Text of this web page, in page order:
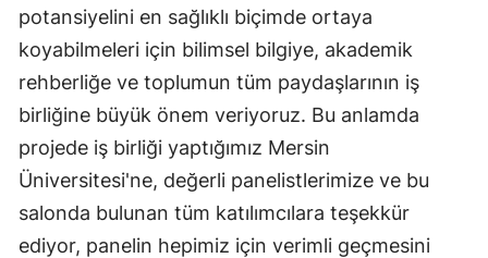
potansiyelini en sağlıklı biçimde ortaya
koyabilmeleri için bilimsel bilgiye, akademik
rehberliğe ve toplumun tüm paydaşlarının iş
birliğine büyük önem veriyoruz. Bu anlamda
projede iş birliği yaptığımız Mersin
Üniversitesi'ne, değerli panelistlerimize ve bu
salonda bulunan tüm katılımcılara teşekkür
ediyor, panelin hepimiz için verimli geçmesini